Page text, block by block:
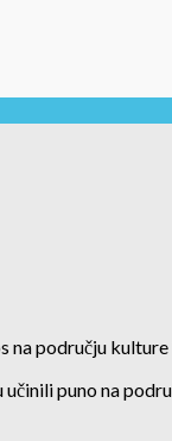
na području
puno na